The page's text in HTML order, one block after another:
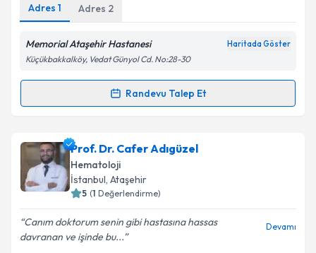
Kişisel verilerimin işlenmesine ilişkin
kapsamda işlenmesini kabul ediyorum.
Adres 1 Adres 2
Memorial Ataşehir Hastanesi Haritada Göster
Küçükbakkalköy, Vedat Günyol Cd. No:28-30
Randevu Talep Et
Randevu Takvimi Talebi
Prof. Dr. Selami Çakmakiçin randevu takvimi talebi
oluşturun. Size bu uzmandan randevu almanız için bir
takvim hazırlandığında e-posta ile bilgilendireceğiz.
Prof. Dr. Cafer Adıgüzel
Hematoloji
İstanbul, Ataşehir
5 (1 Değerlendirme)
Canım doktorum senin gibi hastasına hassas
davranan ve işinde bu...
Devamı